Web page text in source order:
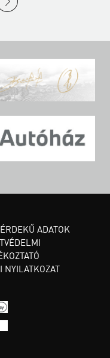
ADATOK
NYILATKOZAT